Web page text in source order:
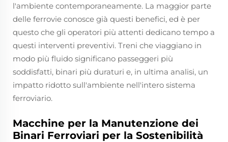
l'ambiente contemporaneamente. La maggior parte
delle ferrovie conosce già questi benefici, ed è per
questo che gli operatori più attenti dedicano tempo a
questi interventi preventivi. Treni che viaggiano in
modo più fluido significano passeggeri più
soddisfatti, binari più duraturi e, in ultima analisi, un
impatto ridotto sull'ambiente nell'intero sistema
ferroviario.
Macchine per la Manutenzione dei
Binari Ferroviari per la Sostenibilità